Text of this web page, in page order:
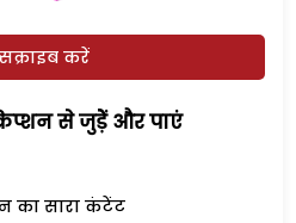
करें
से जुड़ेें और पाएं
का सारा कंटेंट